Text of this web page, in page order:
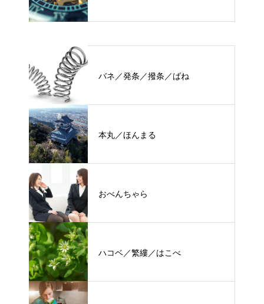
バネ／発条／撥条／ばね
本丸／ほんまる
おべんちゃら
ハコベ／繁縷／はこべ